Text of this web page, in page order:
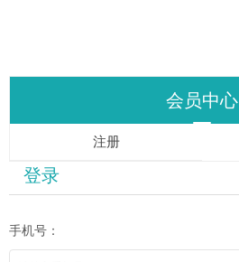
会员中心
注册
登录
手机号：